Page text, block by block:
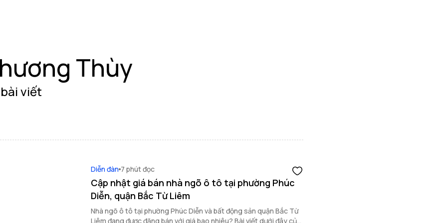
Thùy
viết
Diễn đàn 7 phút đọc
Cập nhật giá bán nhà ngõ ô tô tại phường Phúc
Diễn, quận Bắc Từ Liêm
Nhà ngõ ô tô tại phường Phúc Diễn và bất động sản quận Bắc Từ
Liêm đang được đăng bán với giá bao nhiêu? Bài viết dưới đây của